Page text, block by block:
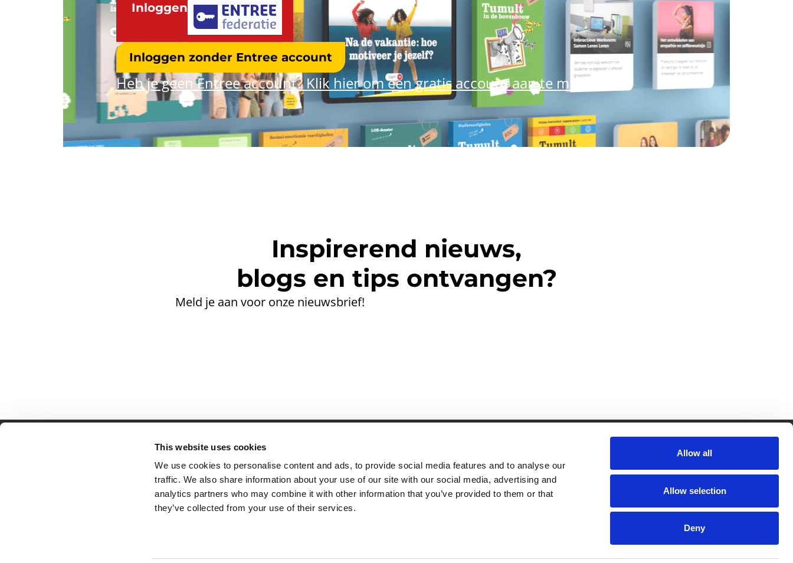
This website uses cookies
We use cookies to personalise content and ads, to provide social media features and to analyse our
traffic. We also share information about your use of our site with our social media, advertising and
analytics partners who may combine it with other information that you’ve provided to them or that
they’ve collected from your use of their services.
Allow all
Allow selection
Deny
Inloggen
Inloggen zonder Entree account
Heb je geen Entree account? Klik hier om een gratis account aan te maken.
Inspirerend nieuws,
blogs en tips ontvangen?
Meld je aan voor onze nieuwsbrief!
Partner van mentoren Handige links
Missie & visie
Klachtenprocedure
Veelgestelde vragen
Algemene voorwaarden
Computerweg 21
1033 RH Amsterdam
020-4215129
geregistreerd